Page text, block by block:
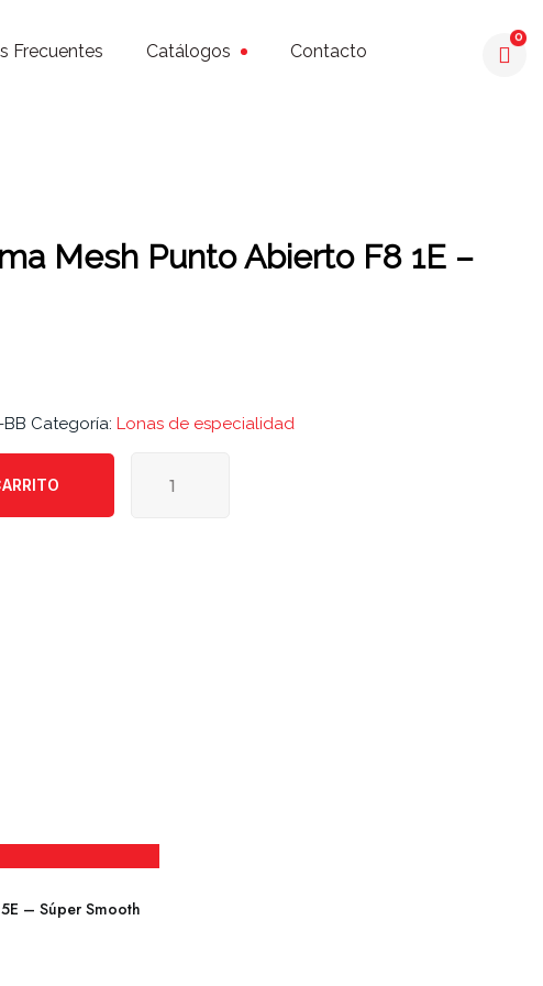
Frecuentes Catálogos Contacto
0
Mesh Punto Abierto F8 1E –
BB Categoría: Lonas de especialidad
Óptima
– Súper Smooth